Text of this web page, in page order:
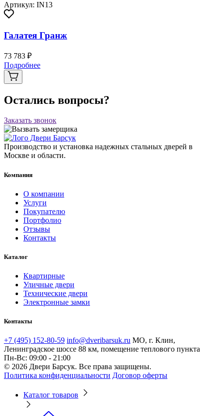
Артикул: IN13
Галатея Гранж
73 783 ₽
Подробнее
Остались вопросы?
Заказать звонок
Производство и установка надежных стальных дверей в
Москве и области.
Компания
О компании
Услуги
Покупателю
Портфолио
Отзывы
Контакты
Каталог
Квартирные
Уличные двери
Технические двери
Электронные замки
Контакты
+7 (495) 152-80-59 info@dveribarsuk.ru МО, г. Клин,
Ленинградское шоссе 88 км, помещение теплового пункта
Пн-Вс: 09:00 - 21:00
© 2026 Двери Барсук. Все права защищены.
Политика конфиденциальности Договор оферты
Каталог товаров